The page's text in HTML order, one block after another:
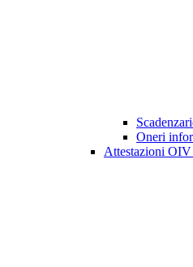
Oneri
Attestazioni OIV